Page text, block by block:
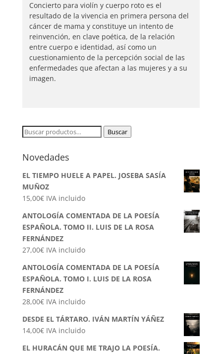
Concierto para violín y cuerpo roto es el
resultado de la vivencia en primera persona del
cáncer de mama y constituye un intento de
reinvención, en clave poética, de la relación
entre cuerpo e identidad, así como un
cuestionamiento de la percepción social de las
enfermedades que afectan a las mujeres y a su
imagen.
Buscar
Buscar
Novedades
EL TIEMPO HUELE A PAPEL. JOSEBA SASÍA
MUÑOZ
15,00€ IVA incluido
ANTOLOGÍA COMENTADA DE LA POESÍA
ESPAÑOLA. TOMO II. LUIS DE LA ROSA
FERNÁNDEZ
27,00€ IVA incluido
ANTOLOGÍA COMENTADA DE LA POESÍA
ESPAÑOLA. TOMO I. LUIS DE LA ROSA
FERNÁNDEZ
28,00€ IVA incluido
DESDE EL TÁRTARO. IVÁN MARTÍN YÁÑEZ
14,00€ IVA incluido
EL HURACÁN QUE ME TRAJO LA POESÍA.